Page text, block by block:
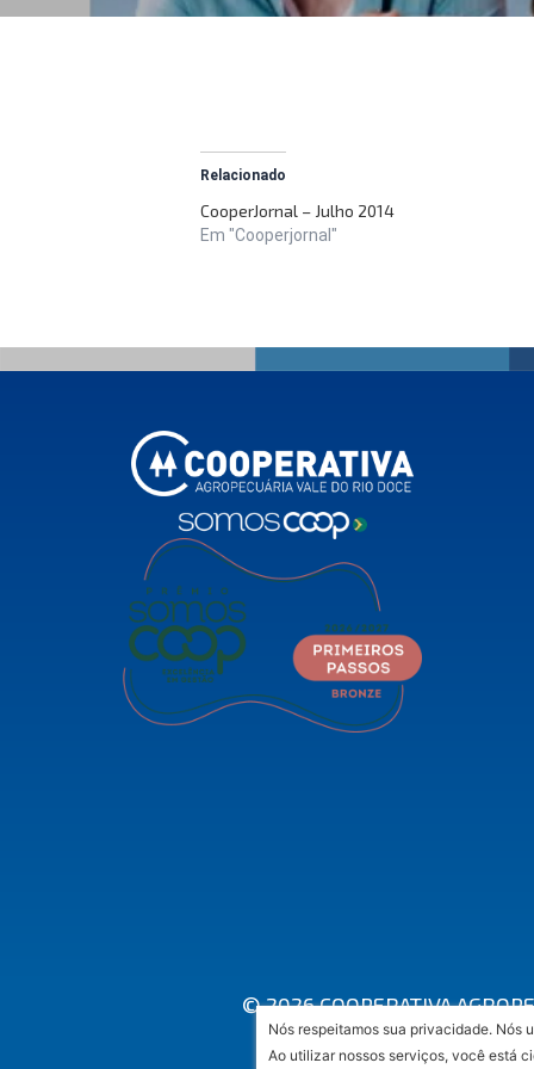
Relacionado
CooperJornal – Julho 2014
Em "Cooperjornal"
Nós respeitamos sua privacidade. Nós
Ao utilizar nossos serviços, você está
© 2026 COOPERATIVA